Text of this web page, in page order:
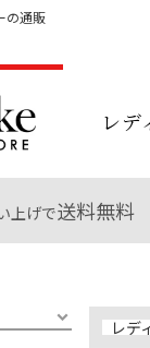
の通販
レデ
上げで送料無料
レデ